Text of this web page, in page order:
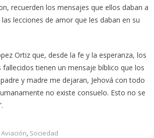
recuerden los mensajes que ellos daban a
lecciones de amor que les daban en su
Ortiz que, desde la fe y la esperanza, los
tienen un mensaje bíblico que los
y madre me dejaran, Jehová con todo
no existe consuelo. Esto no se
, Sociedad